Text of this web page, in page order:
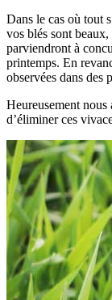
Dans le cas où tout
vos blés sont
parviendront à
printemps. En
observées dans des
Heureusement
d’éliminer ces